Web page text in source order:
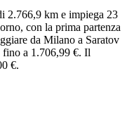
2.766,9 km e impiega 23
con la prima partenza
da Milano a Saratov
a 1.706,99 €. Il
€.